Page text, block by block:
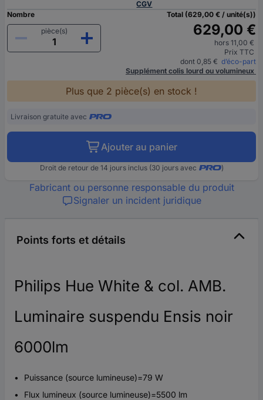
CGV
Nombre
pièce(s)
Total (629,00 € / unité(s))
629,00 €
hors 11,00 €
Prix TTC
dont 0,85 € d’éco-part
Supplément colis lourd ou volumineux
Plus que 2 pièce(s) en stock !
Livraison gratuite avec
Ajouter au panier
Droit de retour de 14 jours inclus (30 jours avec )
Fabricant ou personne responsable du produit
Signaler un incident juridique
Points forts et détails
Philips Hue White & col. AMB.
Luminaire suspendu Ensis noir
6000lm
Puissance (source lumineuse)=79 W
Flux lumineux (source lumineuse)=5500 lm